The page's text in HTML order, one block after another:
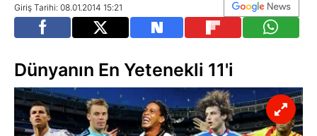
Giriş Tarihi: 08.01.2014 15:21
Dünyanın En Yetenekli 11'i